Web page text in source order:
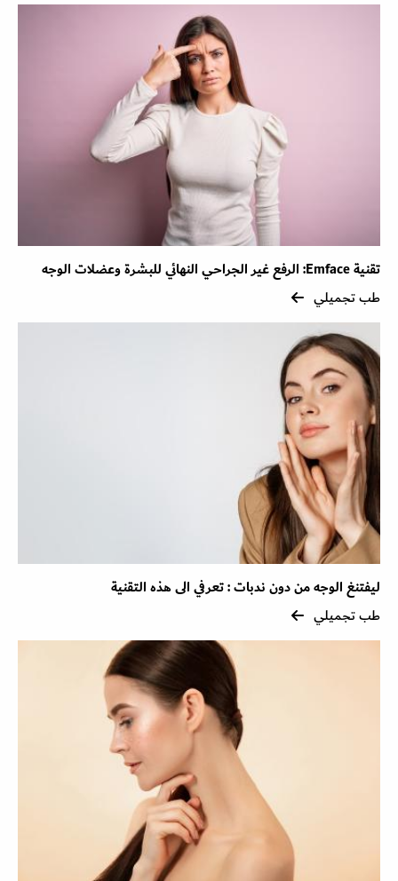
تقنية Emface: الرفع غير الجراحي النهائي للبشرة وعضلات الوجه
طب تجميلي
ليفتنغ الوجه من دون ندبات : تعرفي الى هذه التقنية
طب تجميلي